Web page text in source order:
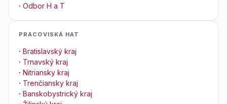
· Odbor H a T
PRACOVISKÁ HAT
· Bratislavský kraj
· Trnavský kraj
· Nitriansky kraj
· Trenčiansky kraj
· Banskobystrický kraj